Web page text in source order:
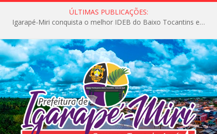
ÚLTIMAS PUBLICAÇÕES:
Igarapé-Miri conquista o melhor IDEB do Baixo Tocantins e avança na qualidade da educação pública